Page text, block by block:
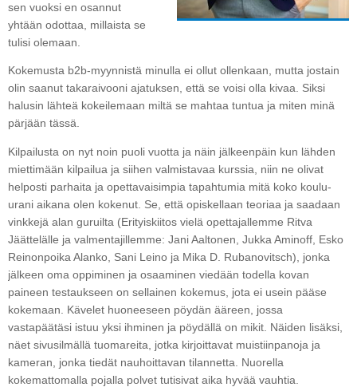
sen vuoksi en osannut
yhtään odottaa, millaista se
tulisi olemaan.
Kokemusta b2b-myynnistä minulla ei ollut ollenkaan, mutta jostain
olin saanut takaraivooni ajatuksen, että se voisi olla kivaa. Siksi
halusin lähteä kokeilemaan miltä se mahtaa tuntua ja miten minä
pärjään tässä.
Kilpailusta on nyt noin puoli vuotta ja näin jälkeenpäin kun lähden
miettimään kilpailua ja siihen valmistavaa kurssia, niin ne olivat
helposti parhaita ja opettavaisimpia tapahtumia mitä koko koulu-
urani aikana olen kokenut. Se, että opiskellaan teoriaa ja saadaan
vinkkejä alan guruilta (Erityiskiitos vielä opettajallemme Ritva
Jäättelälle ja valmentajillemme: Jani Aaltonen, Jukka Aminoff, Esko
Reinonpoika Alanko, Sani Leino ja Mika D. Rubanovitsch), jonka
jälkeen oma oppiminen ja osaaminen viedään todella kovan
paineen testaukseen on sellainen kokemus, jota ei usein pääse
kokemaan. Kävelet huoneeseen pöydän ääreen, jossa
vastapäätäsi istuu yksi ihminen ja pöydällä on mikit. Näiden lisäksi,
näet sivusilmällä tuomareita, jotka kirjoittavat muistiinpanoja ja
kameran, jonka tiedät nauhoittavan tilannetta. Nuorella
kokemattomalla pojalla polvet tutisivat aika hyvää vauhtia.